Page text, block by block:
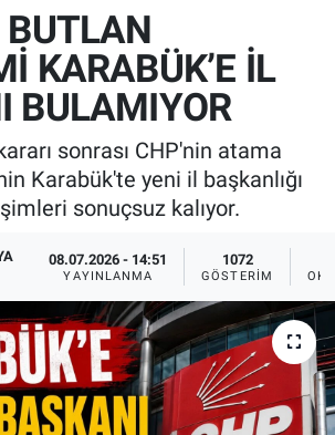
KARABÜK’E İL
BULAMIYOR
sonrası CHP'nin atama
Karabük'te yeni il başkanlığı
sonuçsuz kalıyor.
08.07.2026 - 14:51
YAYINLANMA
1072
GÖSTERIM